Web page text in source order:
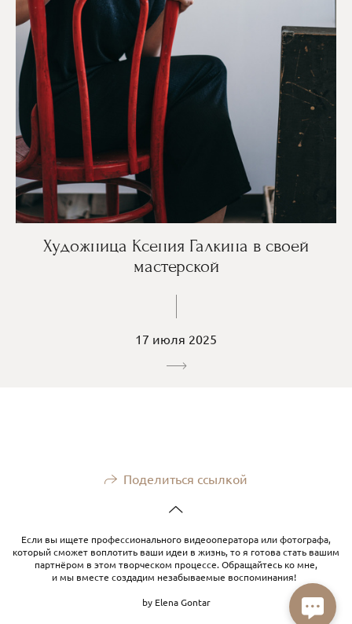
Художница Ксения Галкина в своей
мастерской
17 июля 2025
Поделиться ссылкой
Если вы ищете профессионального видеооператора или фотографа,
который сможет воплотить ваши идеи в жизнь, то я готова стать вашим
партнёром в этом творческом процессе. Обращайтесь ко мне,
и мы вместе создадим незабываемые воспоминания!
by Elena Gontar